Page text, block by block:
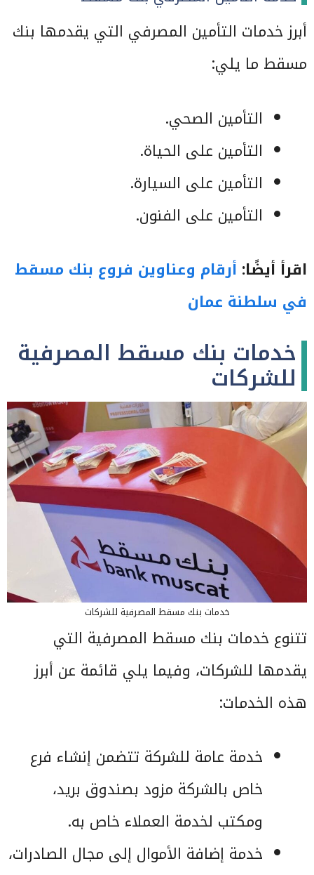
أبرز خدمات التأمين المصرفي التي يقدمها بنك
مسقط ما يلي:
التأمين الصحي.
التأمين على الحياة.
التأمين على السيارة.
التأمين على الفنون.
اقرأ أيضًا: أرقام وعناوين فروع بنك مسقط
في سلطنة عمان
خدمات بنك مسقط المصرفية
للشركات
خدمات بنك مسقط المصرفية للشركات
تتنوع خدمات بنك مسقط المصرفية التي
يقدمها للشركات، وفيما يلي قائمة عن أبرز
هذه الخدمات:
خدمة عامة للشركة تتضمن إنشاء فرع
خاص بالشركة مزود بصندوق بريد،
ومكتب لخدمة العملاء خاص به.
خدمة إضافة الأموال إلى مجال الصادرات،